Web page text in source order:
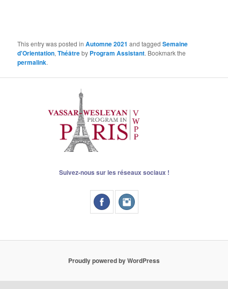
This entry was posted inAutomne 2021 and taggedSemaine
d'Orientation,Théâtreby Program Assistant. Bookmark the
permalink.
Suivez-nous sur les réseaux sociaux !
Proudly powered by WordPress